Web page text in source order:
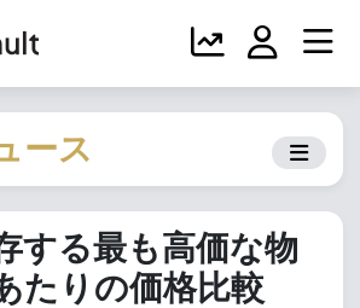
ース
する最も高価な物
たりの価格比較